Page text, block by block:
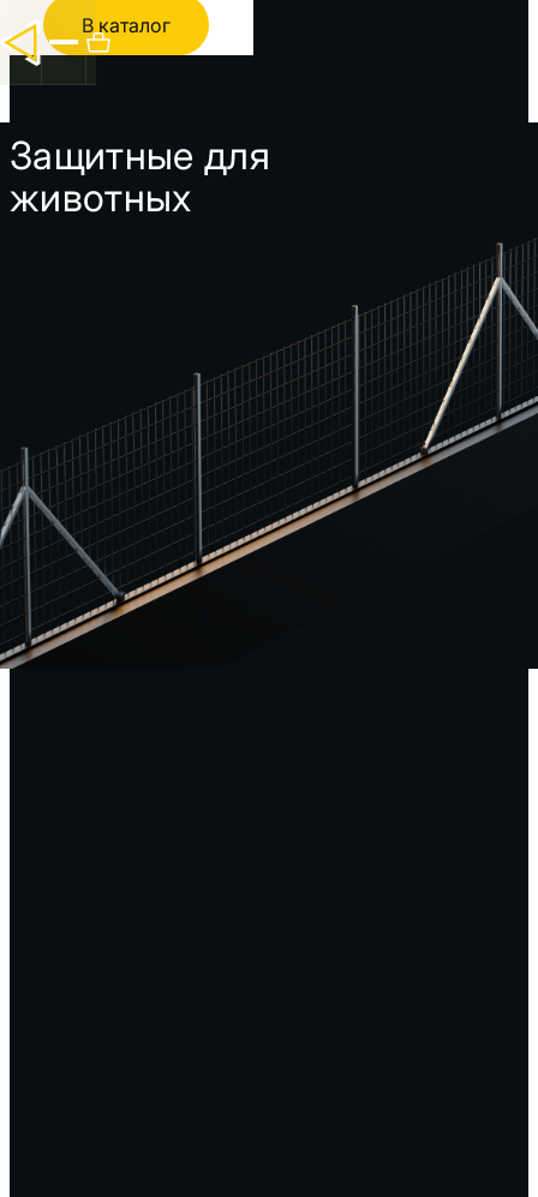
В каталог
Защитные для
животных